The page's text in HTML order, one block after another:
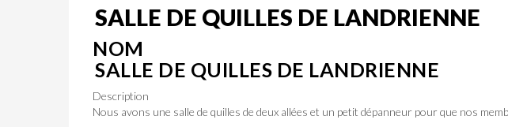
SALLE DE QUILLES DE LANDRIENNE
NOM
SALLE DE QUILLES DE LANDRIENNE
Description
Nous avons une salle de quilles de deux allées et un petit dépanneur pour que nos